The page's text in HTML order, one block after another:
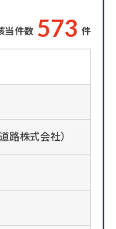
当件数 573 件
路株式会社）